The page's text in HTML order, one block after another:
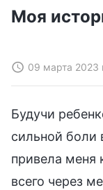
Моя
09 марта 2023
Будучи
сильной боли
привела меня
всего через